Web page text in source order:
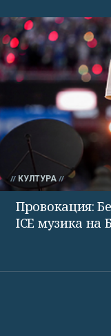
КУЛТУРА
Провокация:
ICE музика на